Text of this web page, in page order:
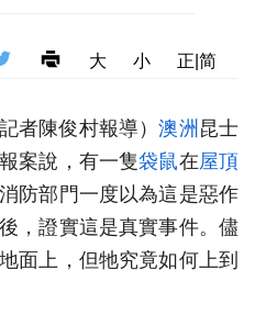
大 小 正|简
記者陳俊村報導）澳洲 昆士
案說，有一隻袋鼠在屋頂
防部門一度以為這是惡作
，證實這是真實事件。儘
面上，但牠究竟如何上到